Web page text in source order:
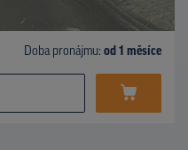
Doba pronájmu: od 1 měsíce